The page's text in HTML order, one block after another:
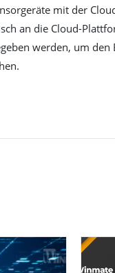
mit der
an die Cloud-
werden, um den